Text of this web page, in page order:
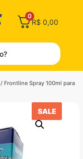
0
R$ 0,00
/ Frontline Spray 100ml para
SALE